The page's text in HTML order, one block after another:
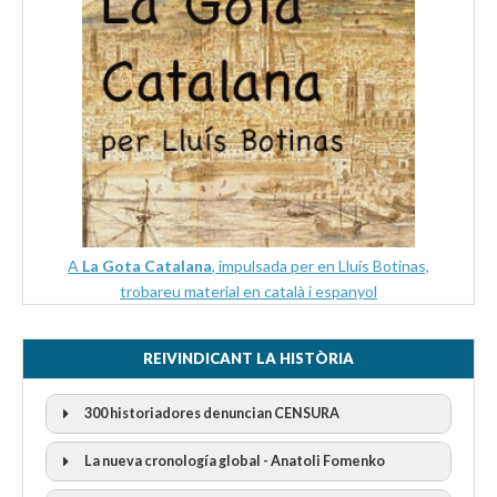
A La Gota Catalana, impulsada per en Lluís Botinas,
trobareu material en català i espanyol
REIVINDICANT LA HISTÒRIA
300 historiadores denuncian CENSURA
La nueva cronología global - Anatoli Fomenko